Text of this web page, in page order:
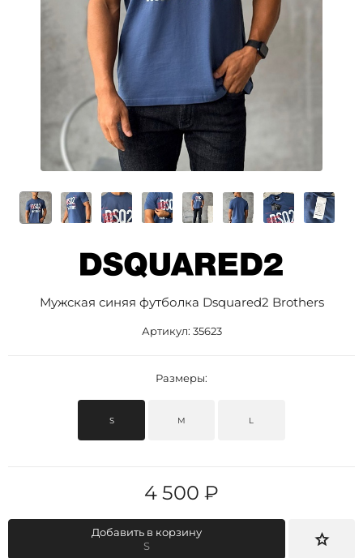
Мужская синяя футболка Dsquared2 Brothers
Артикул: 35623
Размеры:
S M L
4 500 ₽
Добавить в корзину
S